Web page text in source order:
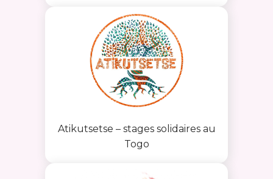
Atikutsetse – stages solidaires au
Togo